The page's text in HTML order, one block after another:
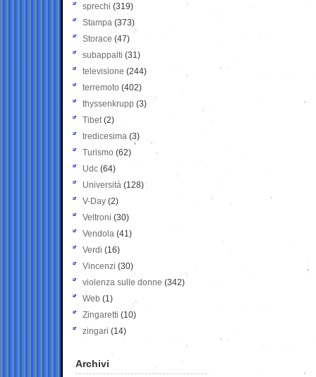
sprechi (319)
Stampa (373)
Storace (47)
subappalti (31)
televisione(244)
terremoto (402)
thyssenkrupp (3)
Tibet(2)
tredicesima (3)
Turismo (62)
Udc (64)
Università (128)
V-Day (2)
Veltroni (30)
Vendola (41)
Verdi (16)
Vincenzi (30)
violenza sulle donne (342)
Web (1)
Zingaretti (10)
zingari (14)
Archivi